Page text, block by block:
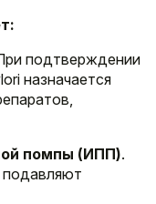
подтверждении
назначается
помпы (ИПП).